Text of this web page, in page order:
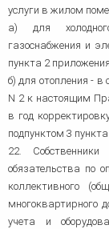
услуги в жилом
а) для
газоснабжения и
пункта 2
б) для отопления - в
N 2 к настоящим
в год
подпунктом 3
22.
обязательства по
коллективного
многоквартирного
учета и